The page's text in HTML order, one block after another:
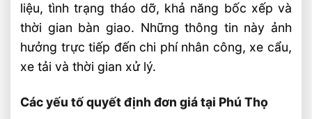
liệu, tình trạng tháo dỡ, khả năng bốc xếp và
thời gian bàn giao. Những thông tin này ảnh
hưởng trực tiếp đến chi phí nhân công, xe cẩu,
xe tải và thời gian xử lý.
Các yếu tố quyết định đơn giá tại Phú Thọ